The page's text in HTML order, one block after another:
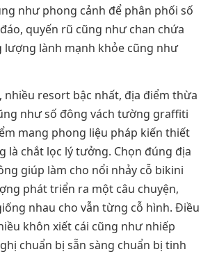
như phong cảnh để phân phối số
quyến rũ cũng như chan chứa
lượng lành mạnh khỏe cũng như
resort bậc nhất, địa điểm thừa
như số đông vách tường graffiti
mang phong liệu pháp kiến thiết
là chắt lọc lý tưởng. Chọn đúng địa
giúp làm cho nổi nhảy cỗ bikini
phát triển ra một câu chuyện,
nhau cho vẫn từng cỗ hình. Điều
khôn xiết cái cũng như nhiếp
chuẩn bị sẵn sàng chuẩn bị tinh